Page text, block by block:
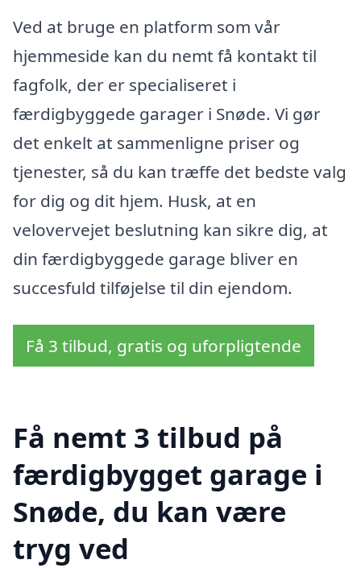
Ved at bruge en platform som vår
hjemmeside kan du nemt få kontakt til
fagfolk, der er specialiseret i
færdigbyggede garager i Snøde. Vi gør
det enkelt at sammenligne priser og
tjenester, så du kan træffe det bedste valg
for dig og dit hjem. Husk, at en
velovervejet beslutning kan sikre dig, at
din færdigbyggede garage bliver en
succesfuld tilføjelse til din ejendom.
Få 3 tilbud, gratis og uforpligtende
Få nemt 3 tilbud på
færdigbygget garage i
Snøde, du kan være
tryg ved